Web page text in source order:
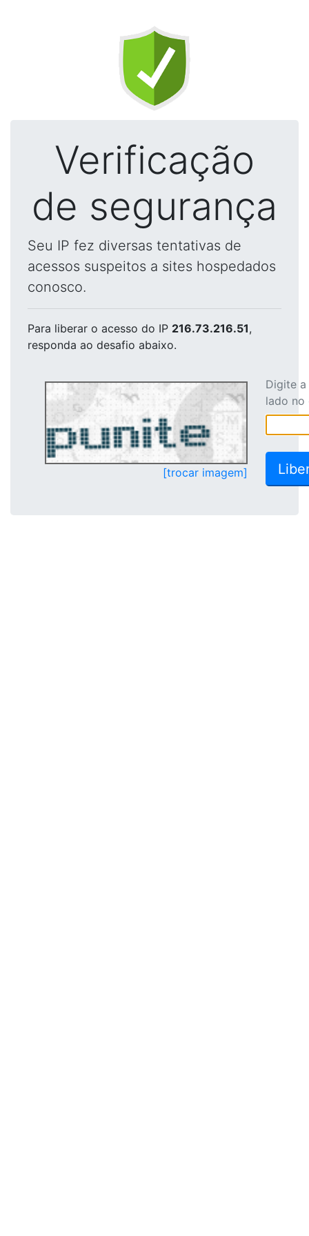
Verificação
de segurança
Seu IP fez diversas tentativas de
acessos suspeitos a sites hospedados
conosco.
Para liberar o acesso do IP 216.73.216.51,
responda ao desafio abaixo.
[trocar imagem]
Digite
lado no